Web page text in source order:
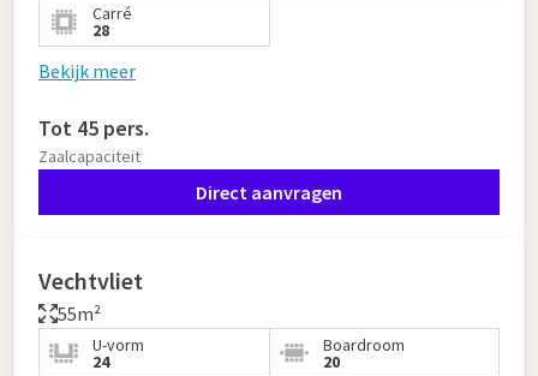
Carré
28
Bekijk meer
Tot 45 pers.
Zaalcapaciteit
Direct aanvragen
Vechtvliet
55m²
U-vorm
24
Boardroom
20